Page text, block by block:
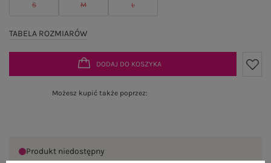
S M L
TABELA ROZMIARÓW
DODAJ DO KOSZYKA
Możesz kupić także poprzez:
Produkt niedostępny